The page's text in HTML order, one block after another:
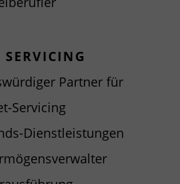
SERVICING
Partner für
Servicing
Dienstleistungen